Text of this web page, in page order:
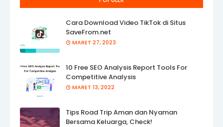
Cara Download Video TikTok di Situs
SaveFrom.net
MARET 27, 2023
10 Free SEO Analysis Report Tools For
Competitive Analysis
MARET 13, 2022
Tips Road Trip Aman dan Nyaman
Bersama Keluarga, Check!